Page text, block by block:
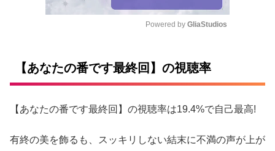
u
t
e
Powered by GliaStudios
【あなたの番です最終回】の視聴率
【あなたの番です最終回】の視聴率は19.4%で自己最高!
有終の美を飾るも、スッキリしない結末に不満の声が上が